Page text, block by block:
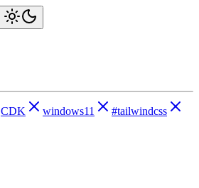
CDK windows11
#tailwindcss